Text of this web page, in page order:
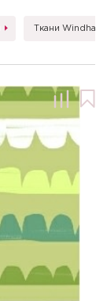
Ткани